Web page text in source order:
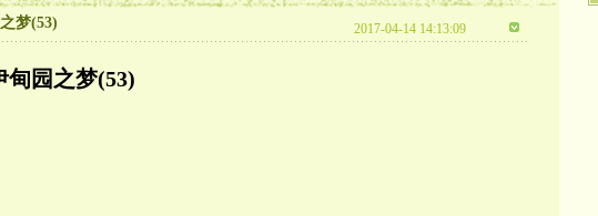
梦(53) 2017-04-14 14:13:09
甸园之梦(53)